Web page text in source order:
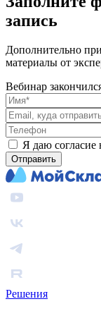
запись
Дополнительно
материалы от
Вебинар
Я даю согласие
Отправить
Решения